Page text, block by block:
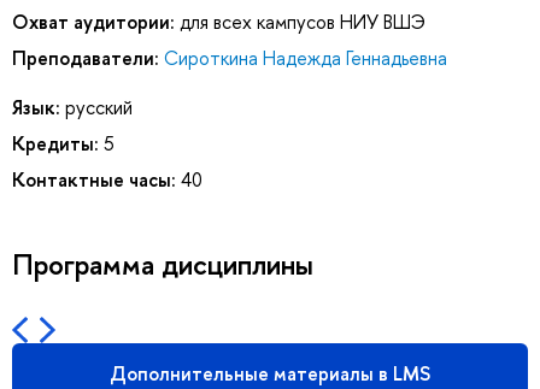
Охват аудитории: для всех кампусов НИУ ВШЭ
Преподаватели: Сироткина Надежда Геннадьевна
Язык: русский
Кредиты: 5
Контактные часы: 40
Программа дисциплины
Дополнительные материалы в LMS